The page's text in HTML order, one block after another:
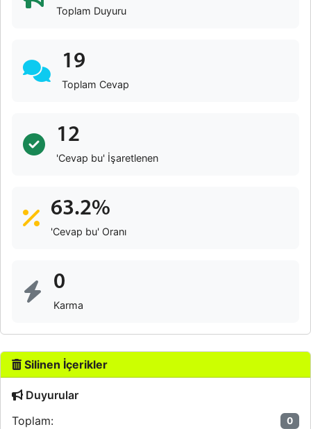
Toplam Duyuru
19
Toplam Cevap
12
'Cevap bu' İşaretlenen
63.2%
'Cevap bu' Oranı
0
Karma
Silinen İçerikler
Duyurular
Toplam:
0